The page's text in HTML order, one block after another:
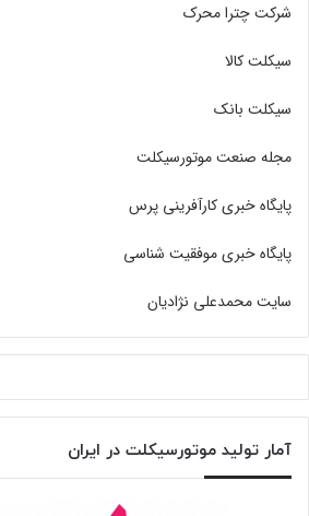
شرکت چترا محرک
سیکلت کالا
سیکلت بانک
مجله صنعت موتورسیکلت
پایگاه خبری کارآفرینی پرس
پایگاه خبری موفقیت شناسی
سایت محمدعلی نژادیان
آمار تولید موتورسیکلت در ایران